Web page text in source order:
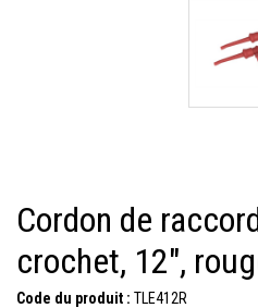
Cordon de
crochet, 12",
Code du produit : TLE412R